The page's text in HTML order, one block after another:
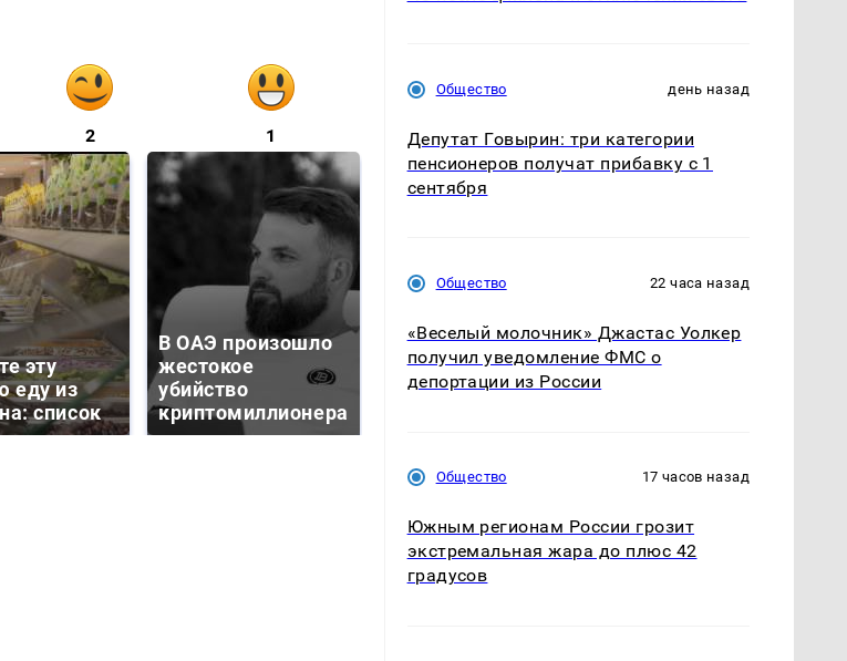
2 1
эту
еду из
список
В ОАЭ произошло
жестокое
убийство
криптомиллионера
Все новости по
Таких событий не
Общество день назад
Депутат Говырин: три категории
пенсионеров получат прибавку с 1
сентября
Общество 22 часа назад
«Веселый молочник» Джастас Уолкер
получил уведомление ФМС о
депортации из России
Общество 17 часов назад
Южным регионам России грозит
экстремальная жара до плюс 42
градусов